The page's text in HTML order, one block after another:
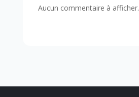
Aucun commentaire à afficher.